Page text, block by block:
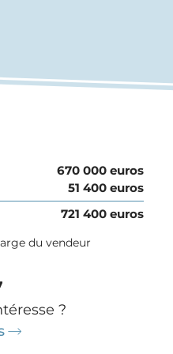
670 000 euros
51 400 euros
721 400 euros
du vendeur
?